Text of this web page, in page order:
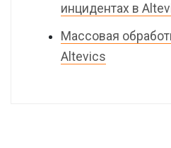
инцидентах в
Массовая
Altevics